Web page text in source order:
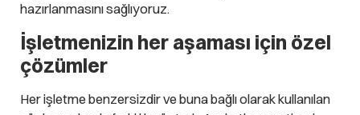
hazırlanmasını sağlıyoruz.
İşletmenizin her aşaması için özel
çözümler
Her işletme benzersizdir ve buna bağlı olarak kullanılan